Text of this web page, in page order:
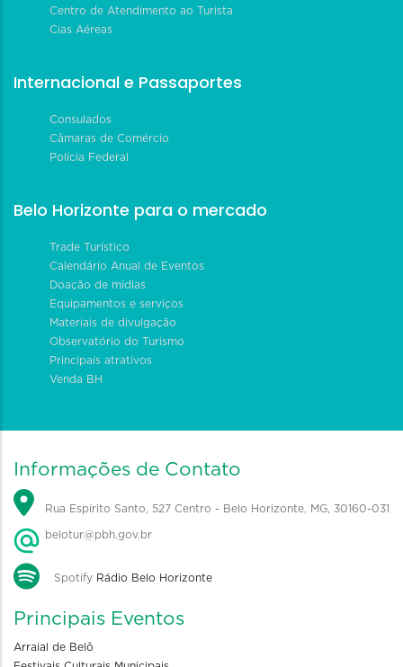
Centro de Atendimento ao Turista
Cias Aéreas
Internacional e Passaportes
Consulados
Câmaras de Comércio
Polícia Federal
Belo Horizonte para o mercado
Trade Turístico
Calendário Anual de Eventos
Doação de mídias
Equipamentos e serviços
Materiais de divulgação
Observatório do Turismo
Principais atrativos
Venda BH
Informações de Contato
Rua Espírito Santo, 527 Centro - Belo Horizonte, MG, 30160-031
belotur@pbh.gov.br
Spotify Rádio Belo Horizonte
Principais Eventos
Arraial de Belô